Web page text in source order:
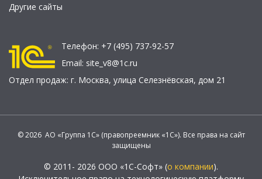
Другие сайты
Телефон: +7 (495) 737-92-57
Email: site_v8@1c.ru
Отдел продаж: г. Москва, улица Селезнёвская, дом 21
© 2026 АО «Группа 1С» (правопреемник «1С»). Все права на сайт
защищены
© 2011- 2026 ООО «1С-Софт» (о компании).